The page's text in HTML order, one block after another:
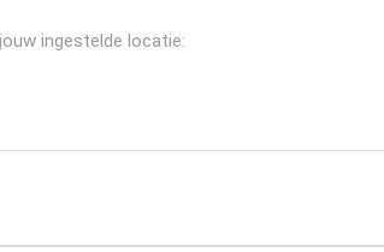
ingestelde locatie: